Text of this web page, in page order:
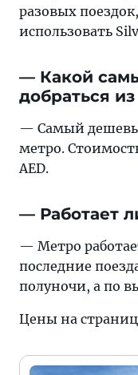
разовых
использовать
— Какой
добраться
— Самый
метро.
AED.
— Работает
— Метро
последние
полуночи, а по
Цены на